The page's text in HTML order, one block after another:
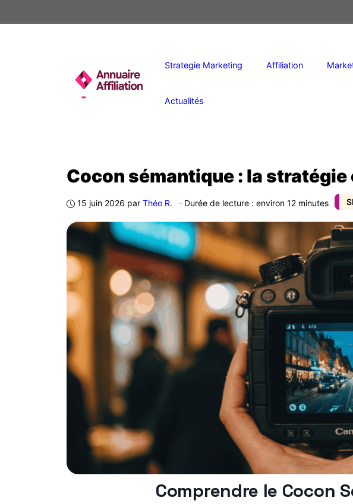
au
Strategie Marketing Affiliation
Actualités
Cocon sémantique : la
15 juin 2026 par Théo R. · Durée de lecture : environ 12 minutes
Comprendre le Cocon